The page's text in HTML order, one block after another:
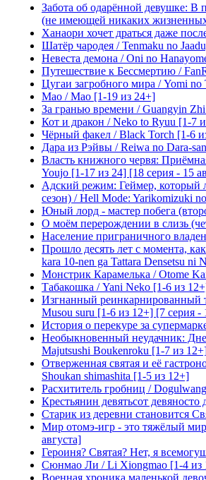
Забота об одарённой девушке: В
(не имеющей никаких жизненных
Ханаори хочет драться даже
Шатёр чародея / Tenmaku no
Невеста демона / Oni no
Путешествие к Бессмертию /
Цугаи загробного мира / Yomi no
Мао / Mao [1-19 из 24+]
За гранью времени / Guangyin
Кот и дракон / Neko to Ryuu [1-7
Чёрный факел / Black Torch [1-6
Дара из Рэйвы / Reiwa no Dara-
Власть книжного червя:
Youjo [1-17 из 24] [18 серия - 15
Адский режим: Геймер, который
сезон) / Hell Mode: Yarikomizuki
Юный лорд - мастер побега
О моём перерождении в слизь
Население приграничного
Прошло десять лет с момента,
kara 10-nen ga Tattara Densetsu ni
Монстрик Карамелька / Otome
Табакошка / Yani Neko [1-6 из
Изгнанный реинкарнированный
Musou suru [1-6 из 12+] [7 серия -
История о перекуре за
Необыкновенный неудачник:
Majutsushi Boukenroku [1-7 из
Отверженная святая и её
Shoukan shimashita [1-5 из 12+]
Расхититель гробниц /
Крестьянин девятьсот
Старик из деревни становится
Мир отомэ-игр - это тяжёлый мир
августа]
Героиня? Святая? Нет, я
Сюнмао Ли / Li Xiongmao [1-4 из
Военная хроника маленькой